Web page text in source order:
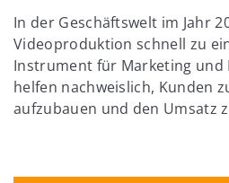
In der Geschäftswelt im Jahr
Videoproduktion schnell zu
Instrument für Marketing und
helfen nachweislich, Kunden
aufzubauen und den Umsatz